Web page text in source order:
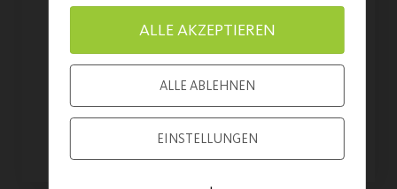
am 16.08.2026 auf der Wöhrder
Wiese
ALLE AKZEPTIEREN
ALLE ABLEHNEN
EINSTELLUNGEN
Vereinsgeschichte!
JETZT TICKET
SICHERN